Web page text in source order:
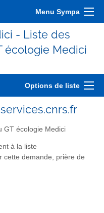
Menu Sympa
- Liste des
écologie Medici
Options de liste
GT écologie Medici
à la liste
cette demande, prière de